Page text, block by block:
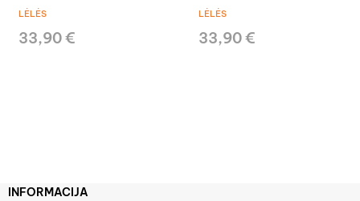
LĖLĖS
33,90 €
LĖLĖS
33,90 €
INFORMACIJA